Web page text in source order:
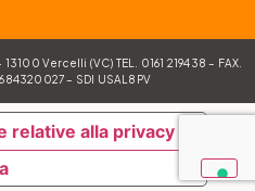
Vercelli (VC) TEL. 0161 219438 – FAX.
– SDI USAL8PV
relative alla privacy